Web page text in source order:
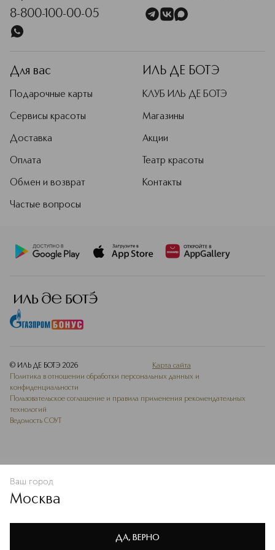
Политике конфиденциальности
(Ci 77742); Ultramarines (Ci 77007); Blue 1 Lake (Ci 42090);
Yellow 5 Lake (Ci 19140)]
В КОРЗИНУ
8-800-100-00-05
Для вас
Подарочные карты
Сервисы красоты
Доставка
Оплата
Обмен и возврат
Частые вопросы
ИЛЬ ДЕ БОТЭ
КЛУБ ИЛЬ ДЕ БОТЭ
Магазины
Акции
Театр красоты
Контакты
© ИЛЬ ДЕ БОТЭ 2026
Карта сайта
Политика в отношении обработки персональных данных и
конфиденциальности
Пользовательское соглашение и правила применения рекомендательных
технологий
Ведомость СОУТ
Ваш город
Москва
ДА, ВЕРНО